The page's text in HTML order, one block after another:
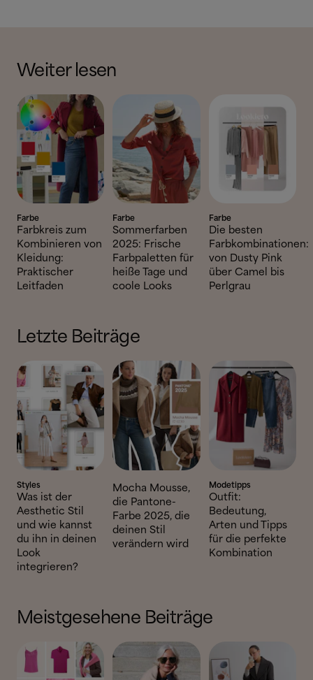
Weiter lesen
Farbe
Farbkreis zum
Kombinieren von
Kleidung:
Praktischer
Leitfaden
Farbe
Sommerfarben
2025: Frische
Farbpaletten für
heiße Tage und
coole Looks
Farbe
Die besten
Farbkombinationen:
von Dusty Pink
über Camel bis
Perlgrau
Letzte Beiträge
Styles
Was ist der
Aesthetic Stil
und wie kannst
du ihn in deinen
Look
integrieren?
Mocha Mousse,
die Pantone-
Farbe 2025, die
deinen Stil
verändern wird
Modetipps
Outfit:
Bedeutung,
Arten und Tipps
für die perfekte
Kombination
Meistgesehene Beiträge